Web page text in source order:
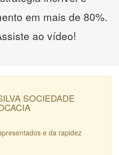
em mais de 80%.
ao vídeo!
SOCIEDADE
e da rapidez